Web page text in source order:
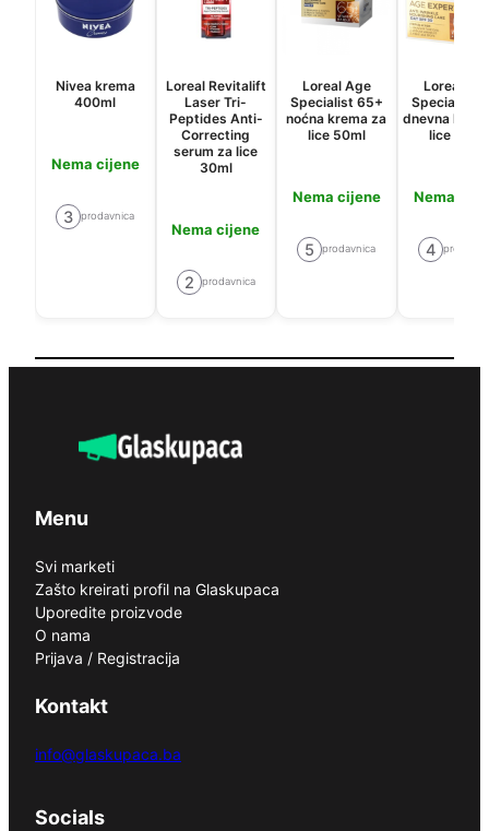
Nivea krema
400ml
Nema cijene
3 prodavnica
Loreal Revitalift
Laser Tri-
Peptides Anti-
Correcting
serum za lice
30ml
Nema cijene
2 prodavnica
Loreal Age
Specialist 65+
noćna krema za
lice 50ml
Nema cijene
5 prodavnica
Loreal
Specialist
dnevna
lice 50ml
Nema
4
Menu
Svi marketi
Zašto kreirati profil na Glaskupaca
Uporedite proizvode
O nama
Prijava / Registracija
Kontakt
info@glaskupaca.ba
Socials